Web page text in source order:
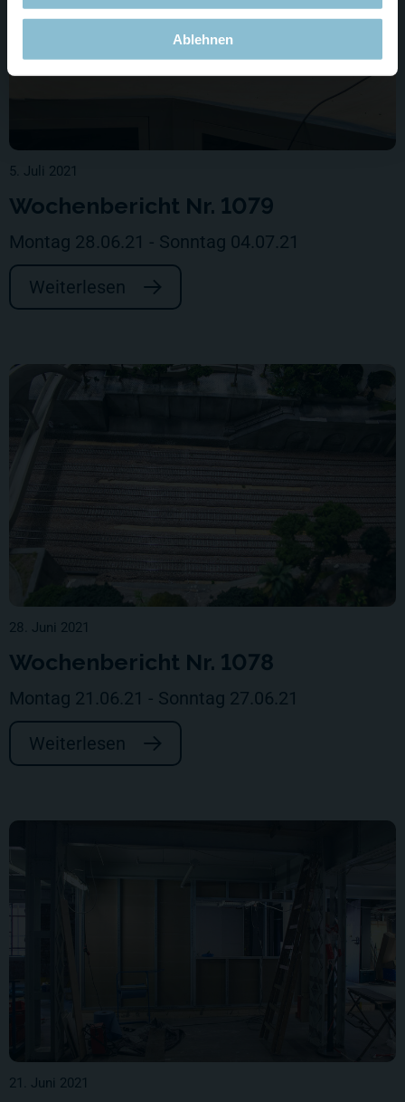
Ablehnen
5. Juli 2021
Wochenbericht Nr. 1079
Montag 28.06.21 - Sonntag 04.07.21
Weiterlesen
28. Juni 2021
Wochenbericht Nr. 1078
Montag 21.06.21 - Sonntag 27.06.21
Weiterlesen
21. Juni 2021